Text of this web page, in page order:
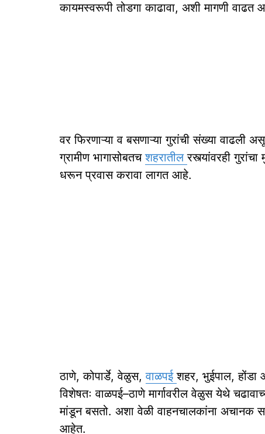
कायमस्वरूपी तोडगा काढावा, अशी मागणी वाढत
वर फिरणाऱ्या व बसणाऱ्या गुरांची संख्या वाढली
ग्रामीण भागासोबतचशहरातीलरस्त्यांवरही
धरून प्रवास करावा लागत आहे.
ठाणे, कोपार्डे, वेळुस,वाळपईशहर, भुईपाल, होंडा
विशेषतः वाळपई–ठाणे मार्गावरील वेळुस येथे
मांडून बसतो. अशा वेळी वाहनचालकांना अचानक
आहेत.